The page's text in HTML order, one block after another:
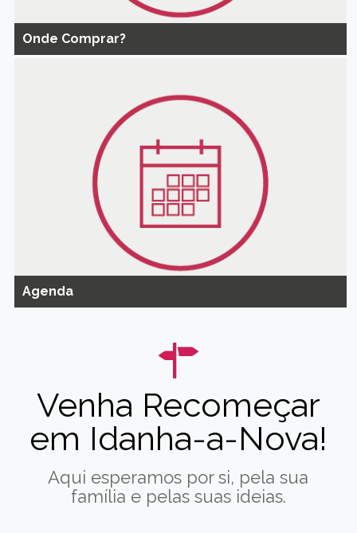
Onde Comprar?
Agenda
Venha Recomeçar
em Idanha-a-Nova!
Aqui esperamos por si, pela sua
família e pelas suas ideias.